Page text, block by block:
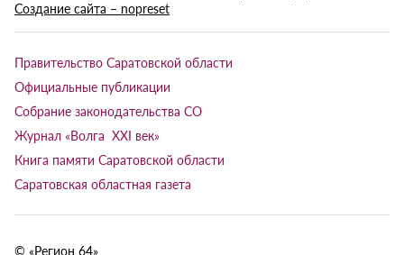
Создание сайта – nopreset
Правительство Саратовской области
Официальные публикации
Собрание законодательства СО
Журнал «Волга XXI век»
Книга памяти Саратовской области
Саратовская областная газета
© «Регион 64»